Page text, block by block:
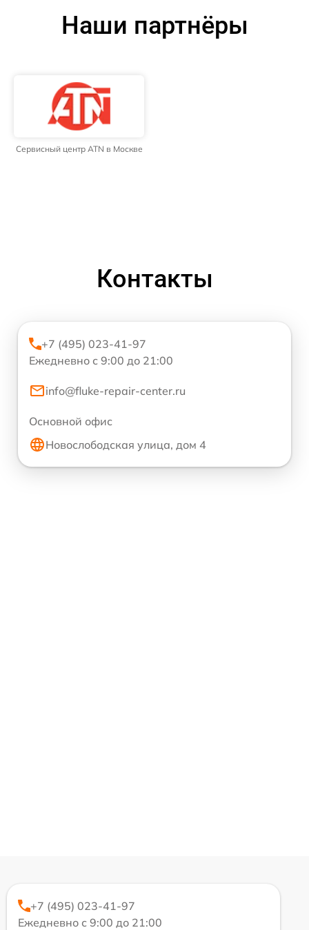
Наши партнёры
Сервисный центр ATN в Москве
Контакты
+7 (495) 023-41-97
Ежедневно с 9:00 до 21:00
info@fluke-repair-center.ru
Основной офис
Новослободская улица, дом 4
+7 (495) 023-41-97
Ежедневно с 9:00 до 21:00